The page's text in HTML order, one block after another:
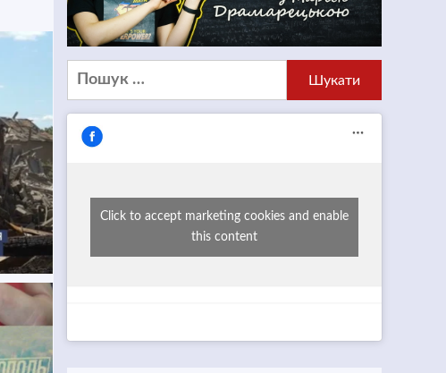
Пошук:
Click to accept marketing cookies and enable
this content